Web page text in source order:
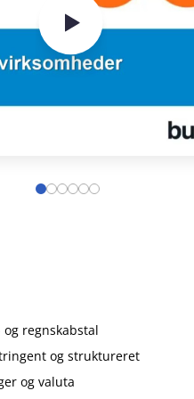
regnskabstal
og struktureret
og valuta